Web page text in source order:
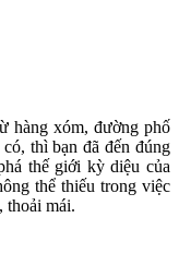
hàng xóm, đường phố
thì bạn đã đến đúng
thế giới kỳ diệu của
thể thiếu trong việc
thoải mái.